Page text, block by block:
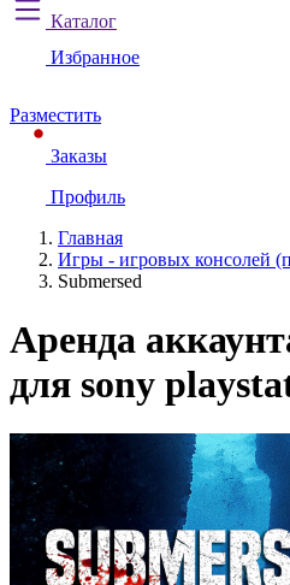
Каталог
Избранное
Разместить
Заказы
Профиль
Главная
Игры - игровых консолей
Submersed
Аренда
для sony